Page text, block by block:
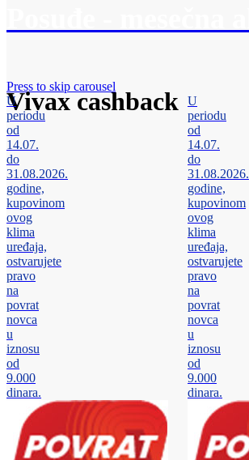
Vivax cashback
Press to skip carousel
U
periodu
od
14.07.
do
31.08.2026.
godine,
kupovinom
ovog
klima
uređaja,
ostvarujete
pravo
na
povrat
novca
u
iznosu
od
9.000
dinara.
U
periodu
od
14.07.
do
31.08.2026.
godine,
kupovinom
ovog
klima
uređaja,
ostvarujete
pravo
na
povrat
novca
u
iznosu
od
9.000
dinara.